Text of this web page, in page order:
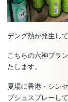
デング熱が発生し
こちらの六神ブラ
たします。
夏場に香港・シン
プシュスプレーし